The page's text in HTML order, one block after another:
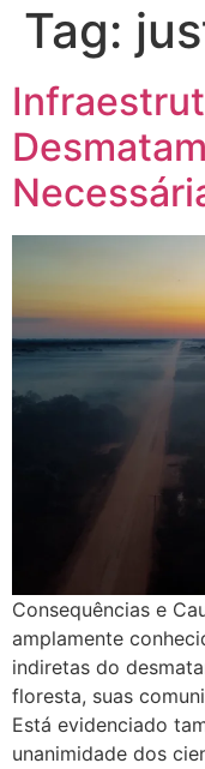
Tag:
Consequências e
amplamente
indiretas do
floresta, suas
Está evidenciado
unanimidade dos